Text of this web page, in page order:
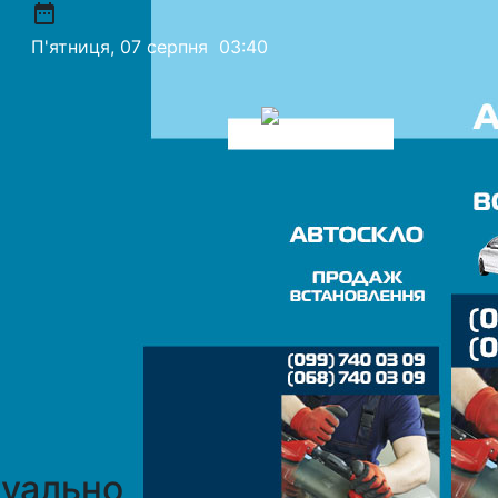
date_range
П'ятниця, 07 серпня 03:40